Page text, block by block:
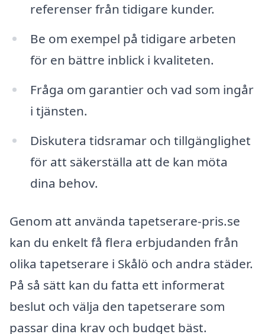
referenser från tidigare kunder.
Be om exempel på tidigare arbeten
för en bättre inblick i kvaliteten.
Fråga om garantier och vad som ingår
i tjänsten.
Diskutera tidsramar och tillgänglighet
för att säkerställa att de kan möta
dina behov.
Genom att använda tapetserare-pris.se
kan du enkelt få flera erbjudanden från
olika tapetserare i Skålö och andra städer.
På så sätt kan du fatta ett informerat
beslut och välja den tapetserare som
passar dina krav och budget bäst.